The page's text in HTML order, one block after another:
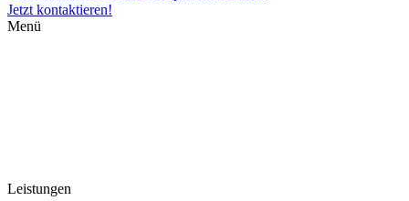
Jetzt kontaktieren!
Menü
Leistungen